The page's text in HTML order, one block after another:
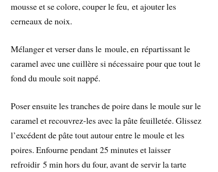
mousse et se colore, couper le feu, et ajouter les
cerneaux de noix.
Mélanger et verser dans le moule, en répartissant le
caramel avec une cuillère si nécessaire pour que tout le
fond du moule soit nappé.
Poser ensuite les tranches de poire dans le moule sur le
caramel et recouvrez-les avec la pâte feuilletée. Glissez
l’excédent de pâte tout autour entre le moule et les
poires. Enfourne pendant 25 minutes et laisser
refroidir 5 min hors du four, avant de servir la tarte